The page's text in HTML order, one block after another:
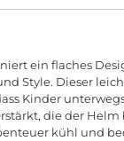
ein flaches
Style. Dieser
Kinder
die der
kühl und